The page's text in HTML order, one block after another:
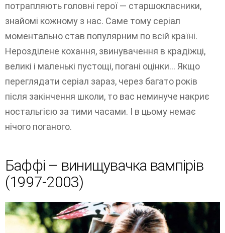
потрапляють головні герої — старшокласники,
знайомі кожному з нас. Саме тому серіал
моментально став популярним по всій країні.
Нерозділене кохання, звинувачення в крадіжці,
великі і маленькі пустощі, погані оцінки... Якщо
переглядати серіал зараз, через багато років
після закінчення школи, то вас неминуче накриє
ностальгією за тими часами. І в цьому немає
нічого поганого.
Баффі – винищувачка вампірів
(1997-2003)